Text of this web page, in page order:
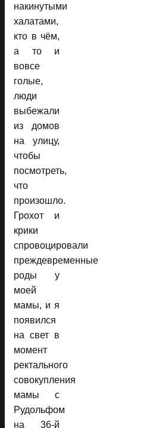
накинутыми
халатами,
кто в чём,
а то и
вовсе
голые,
люди
выбежали
из домов
на улицу,
чтобы
посмотреть,
что
произошло.
Грохот и
крики
спровоцировали
преждевременные
роды у
моей
мамы, и я
появился
на свет в
момент
ректального
совокупления
мамы с
Рудольфом
на 36-й